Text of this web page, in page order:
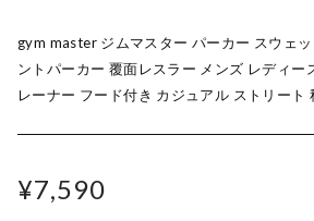
gym master ジムマスター パーカー スウェ
ントパーカー 覆面レスラー メンズ レディー
レーナー フード付き カジュアル ストリート
¥7,590